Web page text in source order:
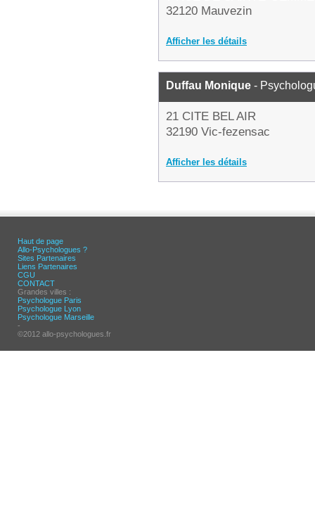
32120 Mauvezin
Afficher les détails
Duffau Monique -
21 CITE BEL AIR
32190 Vic-fezensac
Afficher les détails
Haut de page
Allo-Psychologues ?
Sites Partenaires
Liens Partenaires
CGU
CONTACT
Grandes villes :
Psychologue Paris
Psychologue Lyon
Psychologue Marseille
-
©2012 allo-psychologues.fr